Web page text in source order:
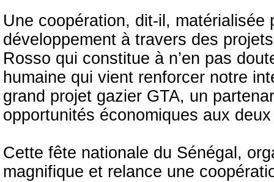
Une coopération, dit-il,
développement à travers des
Rosso qui constitue à n’en pas
humaine qui vient renforcer notre
grand projet gazier GTA, un
opportunités économiques aux
Cette fête nationale du Sénégal,
magnifique et relance une